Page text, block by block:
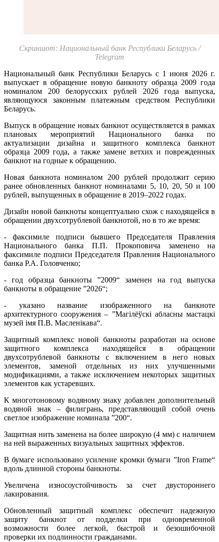
Скриншот: Национальный банк Республики Беларусь /
Telegram
Национальный банк Республики Беларусь с 1 июня 2026 г.
выпускает в обращение новую банкноту образца 2009 года
номиналом 200 белорусских рублей 2026 года выпуска,
являющуюся законным платежным средством Республики
Беларусь.
Выпуск в обращение новых банкнот осуществляется в рамках
плановых мероприятий Национального банка по
актуализации дизайна и защитного комплекса банкнот
образца 2009 года, а также замене ветхих и поврежденных
банкнот на годные к обращению.
Новая банкнота номиналом 200 рублей продолжит серию
ранее обновленных банкнот номиналами 5, 10, 20, 50 и 100
рублей, выпущенных в обращение в 2019–2022 годах.
Дизайн новой банкноты концептуально схож с находящейся в
обращении двухсотрублевой банкнотой, но в то же время:
- факсимиле подписи бывшего Председателя Правления
Национального банка П.П. Прокоповича заменено на
факсимиле подписи Председателя Правления Национального
банка Р.А. Головченко;
- год образца банкноты ”2009“ заменен на год выпуска
банкноты в обращение ”2026“;
- указано название изображенного на банкноте
архитектурного сооружения – ”Магілёўскі абласны мастацкі
музей імя П.В. Масленікава“.
Защитный комплекс новой банкноты разработан на основе
защитного комплекса находящейся в обращении
двухсотрублевой банкноты с включением в него новых
элементов, заменой отдельных из них улучшенными
модификациями, а также исключением некоторых защитных
элементов как устаревших.
К многотоновому водяному знаку добавлен дополнительный
водяной знак – филигрань, представляющий собой очень
светлое изображение номинала ”200“.
Защитная нить заменена на более широкую (4 мм) с наличием
на ней выраженных визуальных защитных эффектов.
В бумаге использовано усиление кромки бумаги ”Iron Frame“
вдоль длинной стороны банкноты.
Увеличена износоустойчивость за счет двустороннего
лакирования.
Обновленный защитный комплекс обеспечит надежную
защиту банкнот от подделки при одновременной
возможности более легкой, быстрой и безошибочной
проверки их подлинности гражданами.